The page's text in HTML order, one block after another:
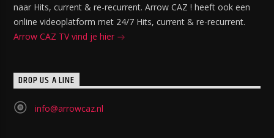
naar Hits, current & re-recurrent. Arrow CAZ ! heeft ook een
online videoplatform met 24/7 Hits, current & re-recurrent.
Arrow CAZ TV vind je hier
DROP US A LINE
info@arrowcaz.nl